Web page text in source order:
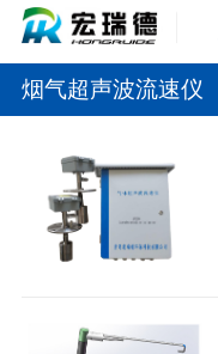
烟气超声波流速仪